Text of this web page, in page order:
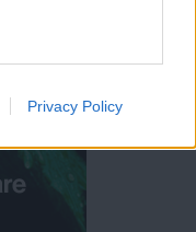
in below Google
Privacy Policy